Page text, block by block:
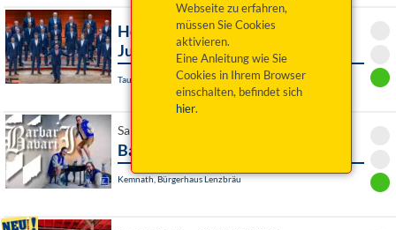
Webseite zu erfahren,
müssen Sie Cookies
aktivieren.
Eine Anleitung wie Sie
Cookies in Ihrem Browser
einschalten, befindet sich
hier.
Herrenbesuch wird 20! Das
Jubiläumskonzert
Taufkirchen, Kultur & Kongress Zentrum
Sa 10. Oktober 2026 19:30 Uhr
Barbari Bavarii
Kemnath, Bürgerhaus Lenzbräu